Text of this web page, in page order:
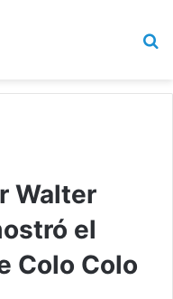
Walter
el
Colo Colo